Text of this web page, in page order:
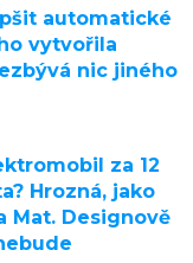
automatické
vytvořila
nic jiného
za 12
Hrozná, jako
Mat. Designově